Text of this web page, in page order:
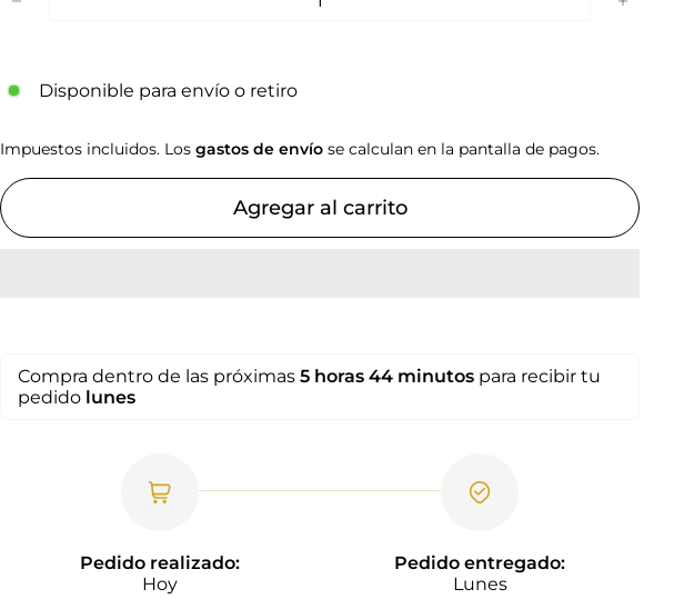
Disponible para envío o retiro
Impuestos incluidos. Los gastos de envío se calculan en la pantalla de pagos.
Agregar al carrito
Compra dentro de las próximas 5 horas 44 minutos para recibir tu
pedido lunes
Pedido realizado:
Hoy
Pedido entregado:
Lunes